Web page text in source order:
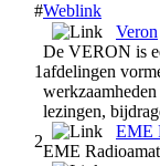
#Weblink
1
Veron
De VERON is
afdelingen
lezingen,
2
EME
EME